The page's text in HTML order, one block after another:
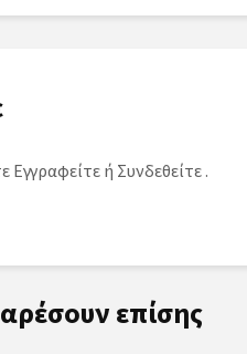
Εγγραφείτε ή Συνδεθείτε .
επίσης